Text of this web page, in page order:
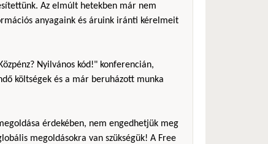
Az elmúlt hetekben már nem
anyagaink és áruink iránti kérelmeit
Nyilvános kód!" konferencián,
költségek és a már beruházott munka
érdekében, nem engedhetjük meg
megoldásokra van szükségük! A Free